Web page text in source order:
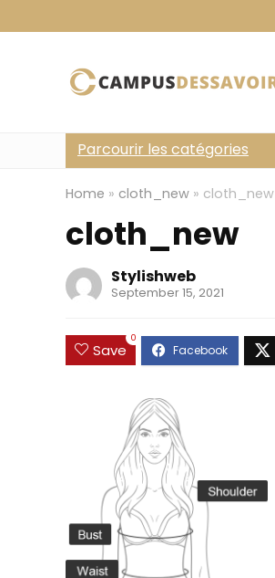
Parcourir les catégories
Home » cloth_new » cloth_new
cloth_new
Stylishweb
September 15, 2021
Save
0